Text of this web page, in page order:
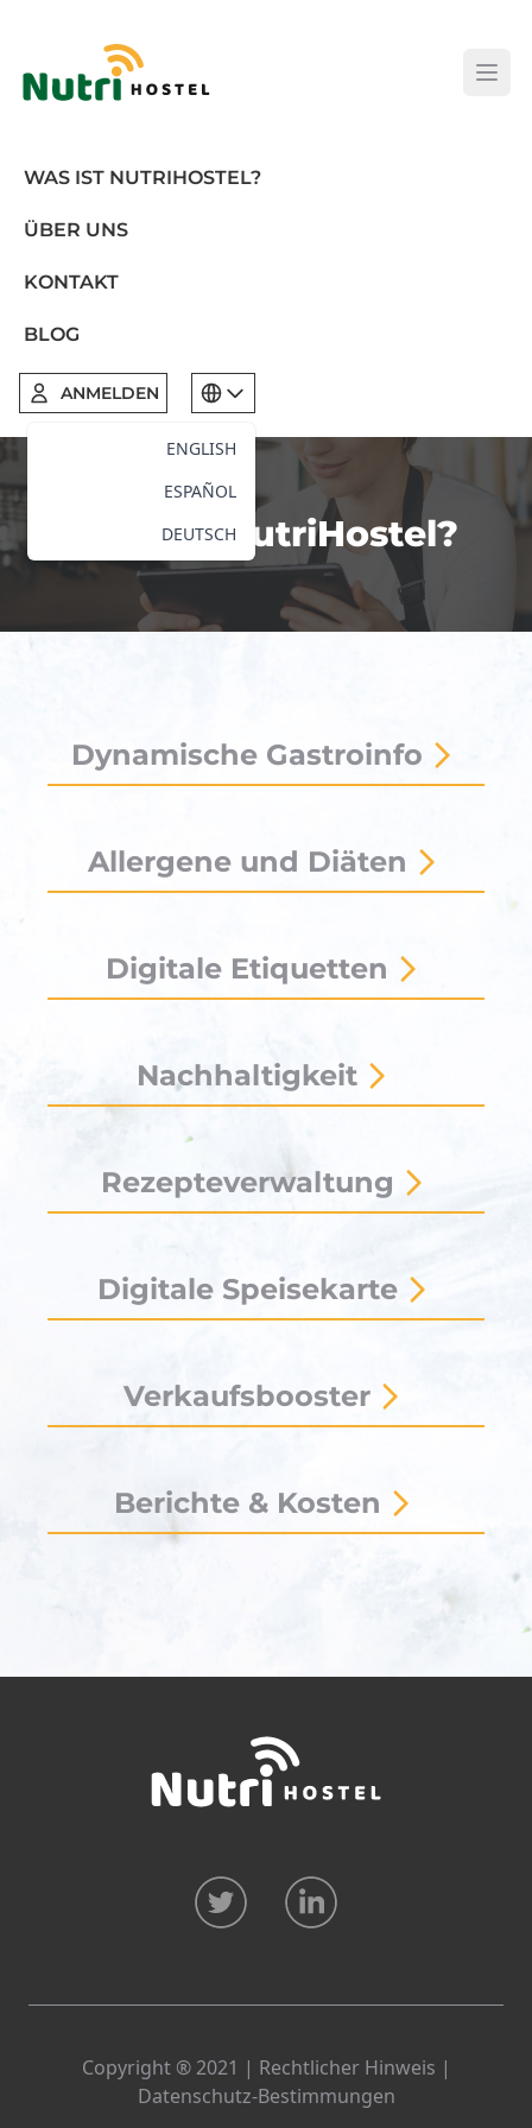
WAS IST NUTRIHOSTEL?
ÜBER UNS
KONTAKT
BLOG
ANMELDEN
ENGLISH
ESPAÑOL
DEUTSCH
Was ist NutriHostel?
Dynamische Gastroinfo
Allergene und Diäten
Digitale Etiquetten
Nachhaltigkeit
Rezepteverwaltung
Digitale Speisekarte
Verkaufsbooster
Berichte & Kosten
Copyright ® 2021 | Rechtlicher Hinweis |
Datenschutz-Bestimmungen